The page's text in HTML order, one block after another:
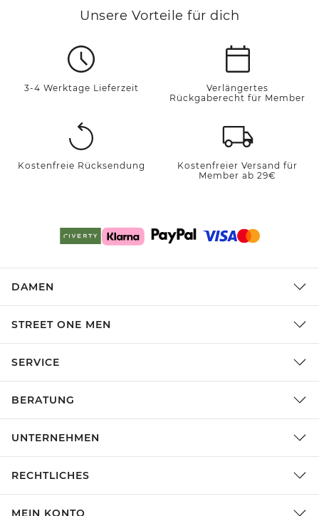
Unsere Vorteile für dich
3-4 Werktage Lieferzeit
Verlängertes
Rückgaberecht für Member
Kostenfreie Rücksendung
Kostenfreier Versand für
Member ab 29€
DAMEN
STREET ONE MEN
SERVICE
BERATUNG
UNTERNEHMEN
RECHTLICHES
MEIN KONTO